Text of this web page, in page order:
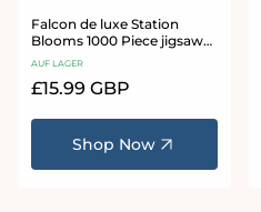
Falcon de luxe Station
Blooms 1000 Piece jigsaw
Puzzle
AUF LAGER
Normaler
£15.99 GBP
Shop Now